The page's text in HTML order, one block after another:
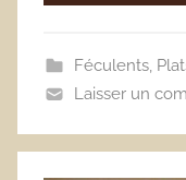
Féculents,
Laisser un